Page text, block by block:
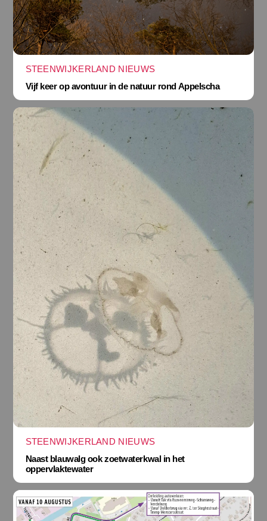
STEENWIJKERLAND NIEUWS
Vijf keer op avontuur in de natuur rond Appelscha
STEENWIJKERLAND NIEUWS
Naast blauwalg ook zoetwaterkwal in het
oppervlaktewater